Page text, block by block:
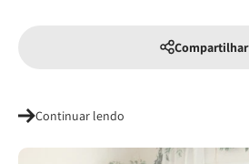
Compartilhar
Continuar lendo